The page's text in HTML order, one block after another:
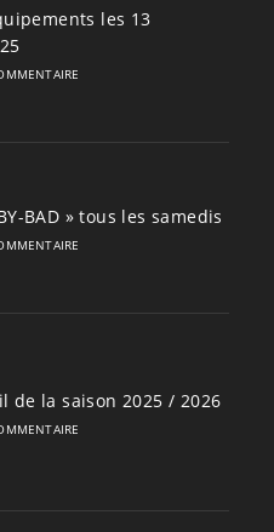
les 13
BAD » tous les samedis
de la saison 2025 / 2026